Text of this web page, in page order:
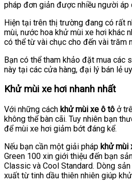
pháp đơn giản được nhiều người áp
Hiện tại trên thị trường đang có rất
mùi, nước hoa khử mùi xe hơi khác
có thể từ vài chục cho đến vài trăm
Bạn có thể tham khảo đặt mua các
này tại các cửa hàng, đại lý bán lẻ
Khử mùi xe hơi nhanh nhất
Với những cách khử mùi xe ô tô ở
không thể bàn cãi. Tuy nhiên bạn
để mùi xe hơi giảm bớt đáng kể.
Nếu bạn cần một giải pháp khử mùi
Green 100 xin giới thiệu đến bạn
Classic và Cool Standard. Dòng
xuất từ tinh dầu thiên nhiên giúp